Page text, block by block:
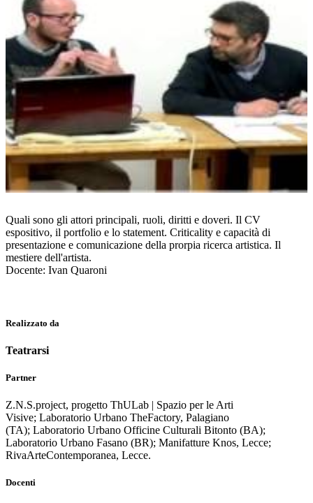
Quali sono gli attori principali, ruoli, diritti e doveri. Il CV
espositivo, il portfolio e lo statement. Criticality e capacità di
presentazione e comunicazione della prorpia ricerca artistica. Il
mestiere dell'artista.
Docente: Ivan Quaroni
Realizzato da
Teatrarsi
Partner
Z.N.S.project, progetto ThULab | Spazio per le Arti
Visive; Laboratorio Urbano TheFactory, Palagiano
(TA); Laboratorio Urbano Officine Culturali Bitonto (BA);
Laboratorio Urbano Fasano (BR); Manifatture Knos, Lecce;
RivaArteContemporanea, Lecce.
Docenti